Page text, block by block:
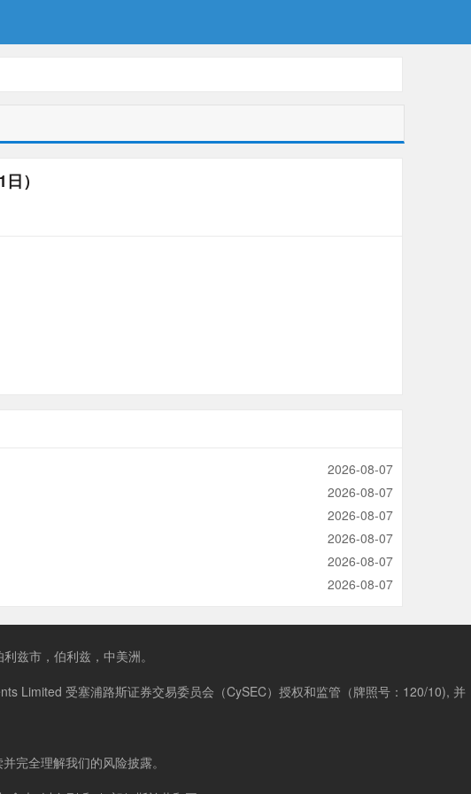
）
2026-08-07
2026-08-07
2026-08-07
2026-08-07
2026-08-07
2026-08-07
兹市，伯利兹，中美洲。
Limited 受塞浦路斯证券交易委员会（CySEC）授权和监管（牌照号：120/10), 并
完全理解我们的风险披露。